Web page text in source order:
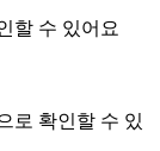
할 수 있어요
로 확인할 수 있